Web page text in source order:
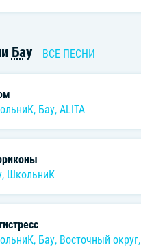
Бау ВСЕ ПЕСНИ
, Бау, ALITA
, ШкольниК
, Бау, Восточный округ,